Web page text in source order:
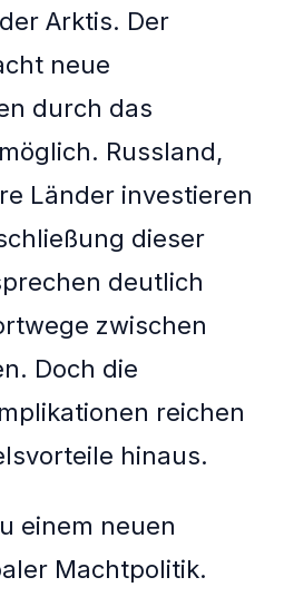
Arktis. Der
neue
durch das
Russland,
Länder investieren
dieser
deutlich
zwischen
Doch die
reichen
hinaus.
einem neuen
Machtpolitik.